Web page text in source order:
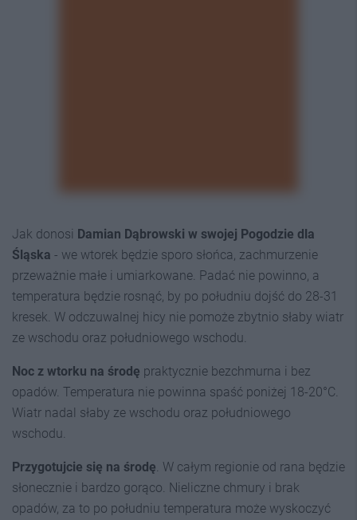
Jak donosi Damian Dąbrowski w swojej Pogodzie dla
Śląska - we wtorek będzie sporo słońca, zachmurzenie
przeważnie małe i umiarkowane. Padać nie powinno, a
temperatura będzie rosnąć, by po południu dojść do 28-31
kresek. W odczuwalnej hicy nie pomoże zbytnio słaby wiatr
ze wschodu oraz południowego wschodu.
Noc z wtorku na środę praktycznie bezchmurna i bez
opadów. Temperatura nie powinna spaść poniżej 18-20°C.
Wiatr nadal słaby ze wschodu oraz południowego
wschodu.
Przygotujcie się na środę . W całym regionie od rana będzie
słonecznie i bardzo gorąco. Nieliczne chmury i brak
opadów, za to po południu temperatura może wyskoczyć